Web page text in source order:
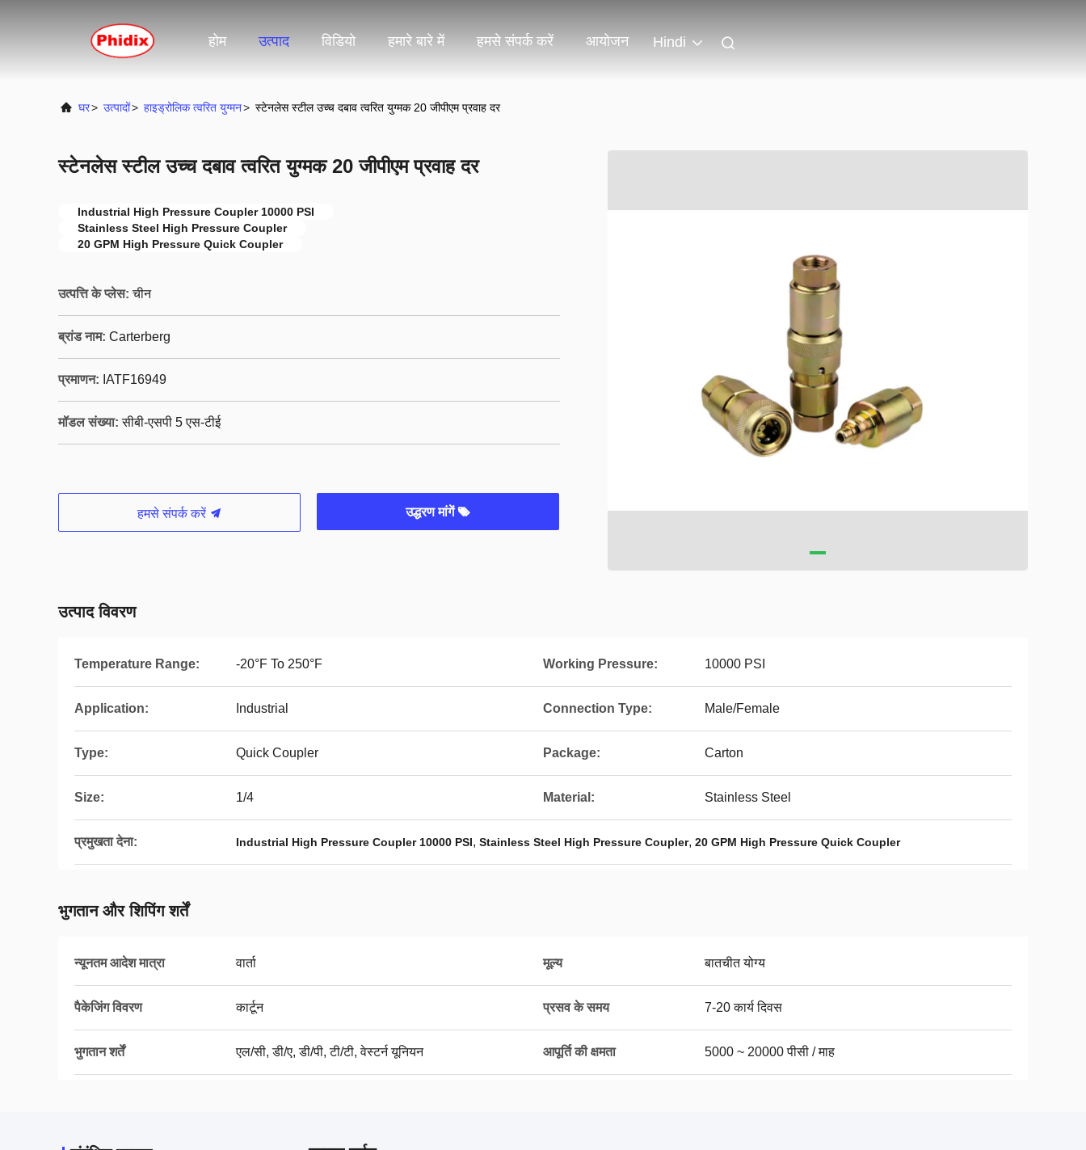
होम उत्पाद विडियो हमारे बारे में हमसे संपर्क करें आयोजन Hindi
घर> उत्पादों> हाइड्रोलिक त्वरित युग्मन> स्टेनलेस स्टील उच्च दबाव त्वरित युग्मक 20 जीपीएम प्रवाह दर
स्टेनलेस स्टील उच्च दबाव त्वरित युग्मक 20 जीपीएम प्रवाह दर
Industrial High Pressure Coupler 10000 PSI
Stainless Steel High Pressure Coupler
20 GPM High Pressure Quick Coupler
उत्पत्ति के प्लेस: चीन
ब्रांड नाम: Carterberg
प्रमाणन: IATF16949
मॉडल संख्या: सीबी-एसपी 5 एस-टीई
हमसे संपर्क करें उद्धरण मांगें
उत्पाद विवरण
Temperature Range: -20°F To 250°F Working Pressure: 10000 PSI
Application: Industrial Connection Type: Male/Female
Type: Quick Coupler Package: Carton
Size: 1/4 Material: Stainless Steel
प्रमुखता देना: Industrial High Pressure Coupler 10000 PSI, Stainless Steel High Pressure Coupler, 20 GPM High Pressure Quick Coupler
भुगतान और शिपिंग शर्तें
न्यूनतम आदेश मात्रा वार्ता मूल्य बातचीत योग्य
पैकेजिंग विवरण कार्टून प्रसव के समय 7-20 कार्य दिवस
भुगतान शर्तें एल/सी, डी/ए, डी/पी, टी/टी, वेस्टर्न यूनियन आपूर्ति की क्षमता 5000 ~ 20000 पीसी / माह